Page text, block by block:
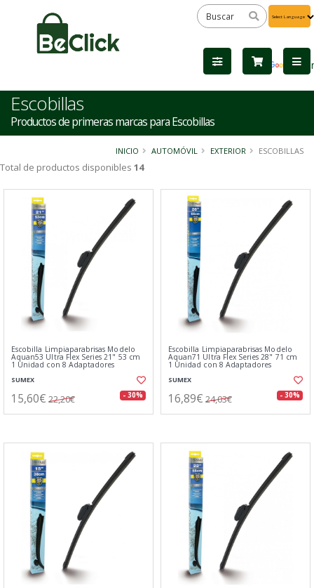
by
Escobillas
Productos de primeras marcas para Escobillas
INICIO AUTOMÓVIL EXTERIOR ESCOBILLAS
Total de productos disponibles 14
Escobilla Limpiaparabrisas Modelo
Aquan53 Ultra Flex Series 21" 53 cm
1 Unidad con 8 Adaptadores
SUMEX
15,60€ 22,20€ - 30%
Escobilla Limpiaparabrisas Modelo
Aquan71 Ultra Flex Series 28" 71 cm
1 Unidad con 8 Adaptadores
SUMEX
16,89€ 24,03€ - 30%